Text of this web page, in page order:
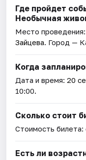
Где пройдет
Необычная
Место
Зайцева. Город —
Когда
Дата и время:20
10:00.
Сколько стоит
Стоимость билета:
Есть ли